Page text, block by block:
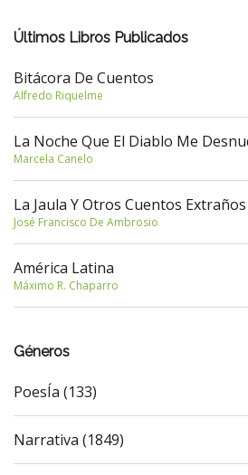
Últimos Libros Publicados
Bitácora De Cuentos
Alfredo Riquelme
La Noche Que El Diablo Me
Marcela Canelo
La Jaula Y Otros Cuentos Extraños
José Francisco De Ambrosio
América Latina
Máximo R. Chaparro
Géneros
PoesÍa (133)
Narrativa (1849)